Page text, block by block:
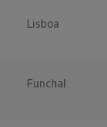
Lisboa
Funchal